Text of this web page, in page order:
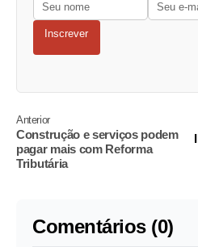
Inscrever
Anterior
Construção e serviços podem
pagar mais com Reforma
Tributária
Comentários (0)